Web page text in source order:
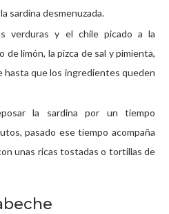
sardina desmenuzada.
verduras y el chile picado a la
de limón, la pizca de sal y pimienta,
que los ingredientes queden
la sardina por un tiempo
pasado ese tiempo acompaña
unas ricas tostadas o tortillas de